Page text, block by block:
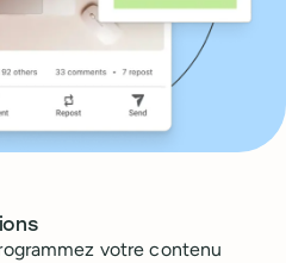
votre contenu